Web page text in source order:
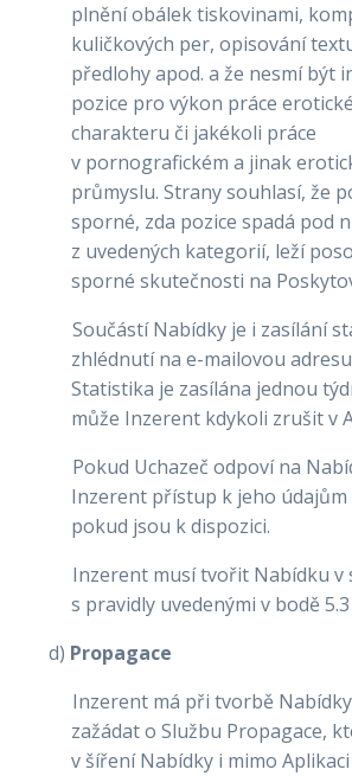
plnění obálek tiskovinami,
kuličkových per, opisování
předlohy apod. a že nesmí být
pozice pro výkon práce
charakteru či jakékoli práce
v pornografickém a jinak
průmyslu. Strany souhlasí, že
sporné, zda pozice spadá pod
z uvedených kategorií, leží
sporné skutečnosti na
Součástí Nabídky je i zasílání
zhlédnutí na e-mailovou
Statistika je zasílána jednou
může Inzerent kdykoli zrušit v
Pokud Uchazeč odpoví na
Inzerent přístup k jeho údajům
pokud jsou k dispozici.
Inzerent musí tvořit Nabídku v
s pravidly uvedenými v bodě
d) Propagace
Inzerent má při tvorbě
zažádat o Službu Propagace,
v šíření Nabídky i mimo